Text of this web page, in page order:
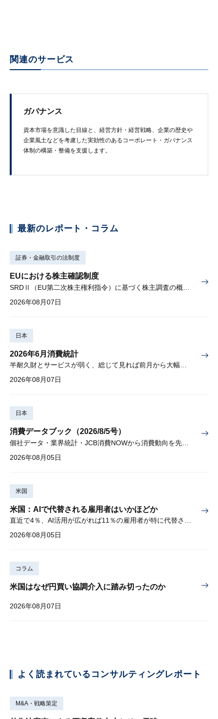
関連のサービス
ガバナンス
資本市場を​意識した​目線と、​経営方​針・経営戦略、​企業の​歴史や​
企業風土などを​考慮した​実効性の​ある​コーポレート・ガバナンス
体制の​構築・整備を​支援します。
最新のレポート・コラム
証券・金融取引の法制度
EUにおける株主確認制度
2026年08月07日
日本
2026年6月消費統計
半耐久財とサービスが弱く、総じて見れば前月から大幅に減少
2026年08月07日
日本
消費データブック（2026/8/5号）
2026年08月05日
米国
米国：AIで代替される雇用者はいかほどか
直近で4％、AI活用が広がれば11％の雇用者が特に代替されやすい
2026年08月05日
コラム
米国はなぜ円買い協調介入に踏み切ったのか
2026年08月07日
よく読まれているコンサルティングレポート
M&A・戦略策定